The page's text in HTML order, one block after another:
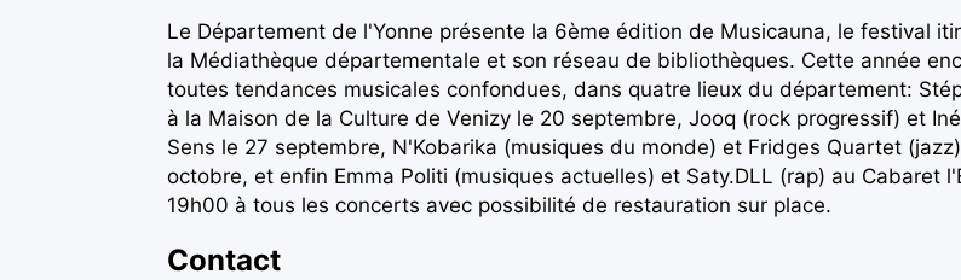
Le Département de l'Yonne présente la 6ème édition de Musicauna, le festival
la Médiathèque départementale et son réseau de bibliothèques. Cette année
toutes tendances musicales confondues, dans quatre lieux du département:
à la Maison de la Culture de Venizy le 20 septembre, Jooq (rock progressif) et
Sens le 27 septembre, N'Kobarika (musiques du monde) et Fridges Quartet
octobre, et enfin Emma Politi (musiques actuelles) et Saty.DLL (rap) au Cabaret
19h00 à tous les concerts avec possibilité de restauration sur place.
Contact